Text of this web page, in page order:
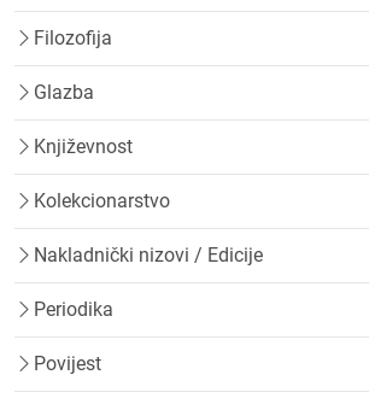
Filozofija
Glazba
Književnost
Kolekcionarstvo
Nakladnički nizovi / Edicije
Periodika
Povijest